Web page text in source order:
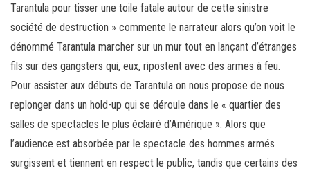
Tarantula pour tisser une toile fatale autour de cette sinistre
société de destruction » commente le narrateur alors qu’on voit le
dénommé Tarantula marcher sur un mur tout en lançant d’étranges
fils sur des gangsters qui, eux, ripostent avec des armes à feu.
Pour assister aux débuts de Tarantula on nous propose de nous
replonger dans un hold-up qui se déroule dans le « quartier des
salles de spectacles le plus éclairé d’Amérique ». Alors que
l’audience est absorbée par le spectacle des hommes armés
surgissent et tiennent en respect le public, tandis que certains des